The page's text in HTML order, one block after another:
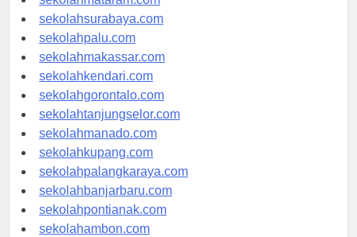
sekolahsurabaya.com
sekolahpalu.com
sekolahmakassar.com
sekolahkendari.com
sekolahgorontalo.com
sekolahtanjungselor.com
sekolahmanado.com
sekolahkupang.com
sekolahpalangkaraya.com
sekolahbanjarbaru.com
sekolahpontianak.com
sekolahambon.com